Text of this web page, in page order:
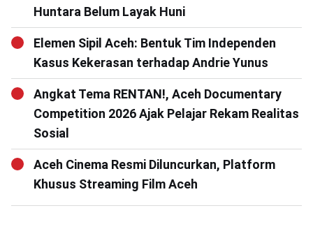
Huntara Belum Layak Huni
Elemen Sipil Aceh: Bentuk Tim Independen
Kasus Kekerasan terhadap Andrie Yunus
Angkat Tema RENTAN!, Aceh Documentary
Competition 2026 Ajak Pelajar Rekam Realitas
Sosial
Aceh Cinema Resmi Diluncurkan, Platform
Khusus Streaming Film Aceh